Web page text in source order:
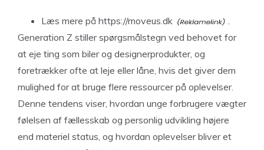
Læs mere på https://moveus.dk
.
Generation Z stiller spørgsmålstegn ved behovet for
at eje ting som biler og designerprodukter, og
foretrækker ofte at leje eller låne, hvis det giver dem
mulighed for at bruge flere ressourcer på oplevelser.
Denne tendens viser, hvordan unge forbrugere vægter
følelsen af fællesskab og personlig udvikling højere
end materiel status, og hvordan oplevelser bliver et